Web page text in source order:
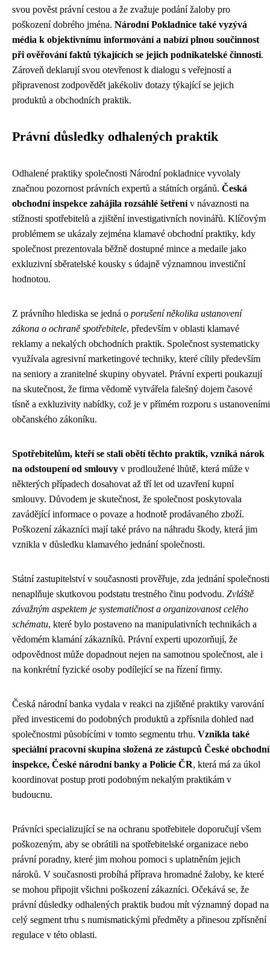
svou pověst právní cestou a že zvažuje podání žaloby pro
poškození dobrého jména. Národní Pokladnice také vyzývá
média k objektivnímu informování a nabízí plnou součinnost
při ověřování faktů týkajících se jejich podnikatelské činnosti.
Zároveň deklarují svou otevřenost k dialogu s veřejností a
připravenost zodpovědět jakékoliv dotazy týkající se jejich
produktů a obchodních praktik.
Právní důsledky odhalených praktik
Odhalené praktiky společnosti Národní pokladnice vyvolaly
značnou pozornost právních expertů a státních orgánů. Česká
obchodní inspekce zahájila rozsáhlé šetřenív návaznosti na
stížnosti spotřebitelů a zjištění investigativních novinářů. Klíčovým
problémem se ukázaly zejména klamavé obchodní praktiky, kdy
společnost prezentovala běžně dostupné mince a medaile jako
exkluzivní sběratelské kousky s údajně významnou investiční
hodnotou.
Z právního hlediska se jedná o porušení několika ustanovení
zákona o ochraně spotřebitele, především v oblasti klamavé
reklamy a nekalých obchodních praktik. Společnost systematicky
využívala agresivní marketingové techniky, které cílily především
na seniory a zranitelné skupiny obyvatel. Právní experti poukazují
na skutečnost, že firma vědomě vytvářela falešný dojem časové
tísně a exkluzivity nabídky, což je v přímém rozporu s ustanoveními
občanského zákoníku.
Spotřebitelům, kteří se stali obětí těchto praktik, vzniká nárok
na odstoupení od smlouvy v prodloužené lhůtě, která může v
některých případech dosahovat až tří let od uzavření kupní
smlouvy. Důvodem je skutečnost, že společnost poskytovala
zavádějící informace o povaze a hodnotě prodávaného zboží.
Poškození zákazníci mají také právo na náhradu škody, která jim
vznikla v důsledku klamavého jednání společnosti.
Státní zastupitelství v současnosti prověřuje, zda jednání společnosti
nenaplňuje skutkovou podstatu trestného činu podvodu. Zvláště
závažným aspektem je systematičnost a organizovanost celého
schématu, které bylo postaveno na manipulativních technikách a
vědomém klamání zákazníků. Právní experti upozorňují, že
odpovědnost může dopadnout nejen na samotnou společnost, ale i
na konkrétní fyzické osoby podílející se na řízení firmy.
Česká národní banka vydala v reakci na zjištěné praktiky varování
před investicemi do podobných produktů a zpřísnila dohled nad
společnostmi působícími v tomto segmentu trhu. Vznikla také
speciální pracovní skupina složená ze zástupců České obchodní
inspekce, České národní banky a Policie ČR, která má za úkol
koordinovat postup proti podobným nekalým praktikám v
budoucnu.
Právníci specializující se na ochranu spotřebitele doporučují všem
poškozeným, aby se obrátili na spotřebitelské organizace nebo
právní poradny, které jim mohou pomoci s uplatněním jejich
nároků. V současnosti probíhá příprava hromadné žaloby, ke které
se mohou připojit všichni poškození zákazníci. Očekává se, že
právní důsledky odhalených praktik budou mít významný dopad na
celý segment trhu s numismatickými předměty a přinesou zpřísnění
regulace v této oblasti.